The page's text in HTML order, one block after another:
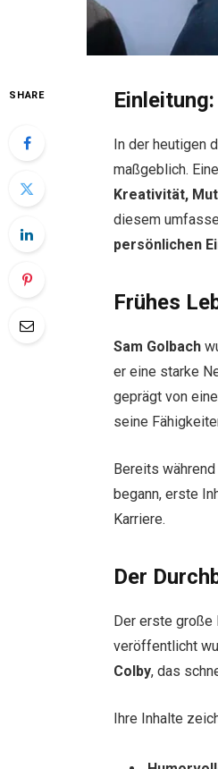
SHARE
In der heutigen
maßgeblich.
Kreativität,
diesem
persönlichen
Frühes
Sam Golbach
er eine starke
geprägt von
seine
Bereits
begann, erste
Karriere.
Der
Der erste
veröffentlicht
Colby, das
Ihre Inhalte